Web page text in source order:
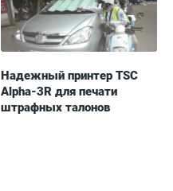
Надежный принтер TSC
Alpha-3R для печати
штрафных талонов